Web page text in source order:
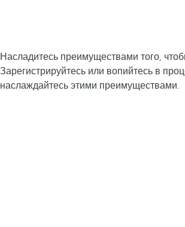
Насладитесь преимуществами того,
Зарегистрируйтесь или вопийтесь в
наслаждайтесь этими преимуществами.